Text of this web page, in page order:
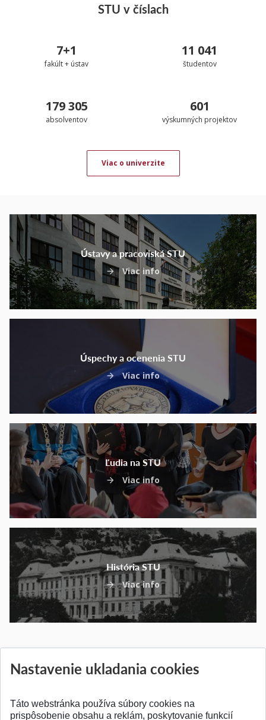
STU v číslach
7+1
fakúlt + ústav
11 041
študentov
179 305
absolventov
601
výskumných projektov
Viac o univerzite
Ústavy a pracoviská STU
Viac info
Úspechy a ocenenia STU
Viac info
Ľudia na STU
Viac info
História STU
Viac info
Nastavenie ukladania cookies
Táto webstránka používa súbory cookies na
prispôsobenie obsahu a reklám, poskytovanie funkcií